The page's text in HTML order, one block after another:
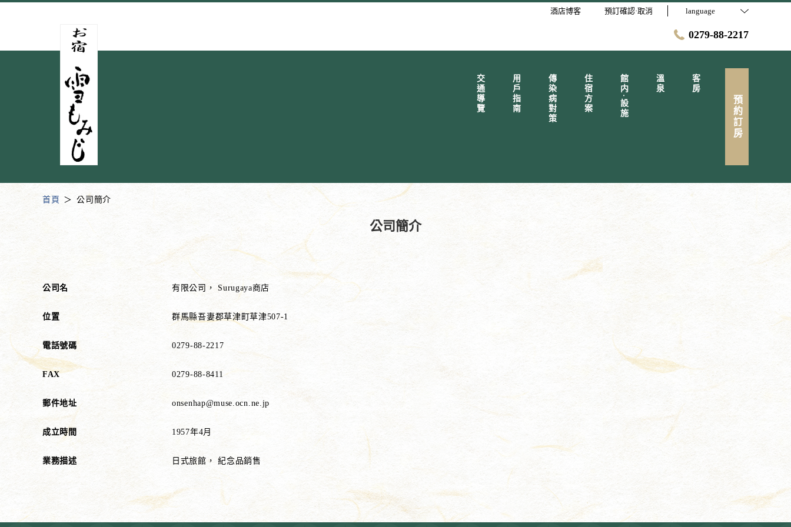
酒店博客 預訂確認·取消 language
0279-88-2217
客房
溫泉
館内·設施
住宿方案
傳染病對策
用戶指南
交通導覽
預約訂房
首頁 公司簡介
公司簡介
公司名 有限公司， Surugaya商店
位置 群馬縣吾妻郡草津町草津507-1
電話號碼 0279-88-2217
FAX 0279-88-8411
郵件地址 onsenhap@muse.ocn.ne.jp
成立時間 1957年4月
業務描述 日式旅館， 紀念品銷售